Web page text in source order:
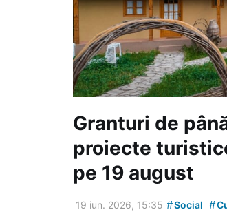
Granturi de
proiecte
pe 19 august
19 iun. 2026, 15:35 #Social #